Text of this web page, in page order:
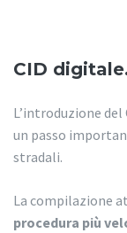
CID
L’introduzione
un passo
stradali.
La compilazione
procedura più